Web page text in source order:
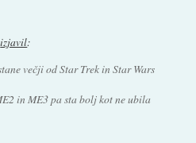
izjavil:
večji od Star Trek in Star Wars
in ME3 pa sta bolj kot ne ubila